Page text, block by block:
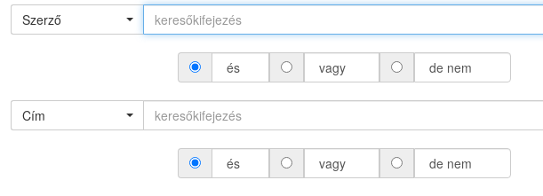
Szerző
és vagy de nem
Cím
és vagy de nem